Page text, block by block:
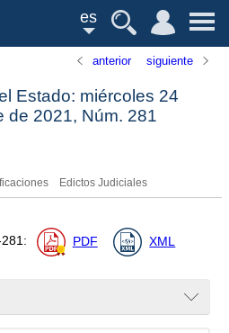
es
anterior siguiente
Estado: miércoles 24
de 2021, Núm. 281
Edictos Judiciales
281: PDF XML